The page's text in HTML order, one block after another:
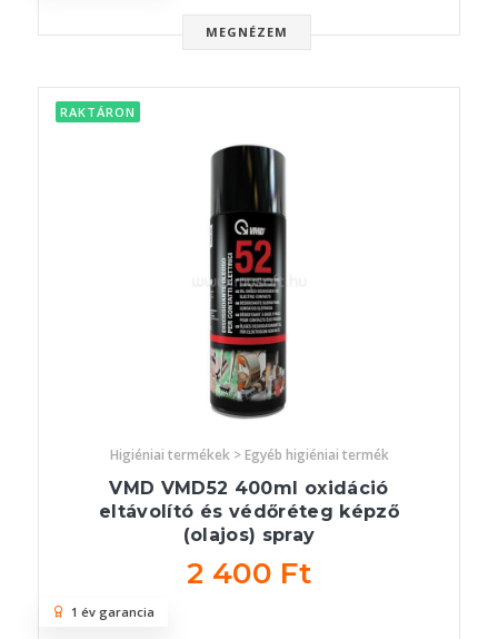
MEGNÉZEM
RAKTÁRON
Higiéniai termékek > Egyéb higiéniai termék
VMD VMD52 400ml oxidáció
eltávolító és védőréteg képző
(olajos) spray
2 400 Ft
1 év garancia